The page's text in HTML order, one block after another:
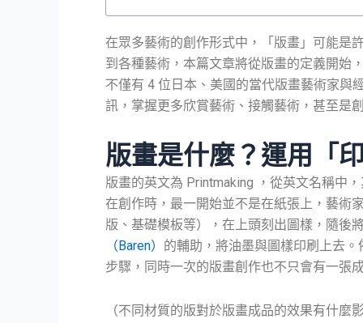
在眾多藝術的創作形式中，「版畫」可能是
到各種藝術，本篇文章將從版畫的定義開始
不僅有 4 位日本、美國的當代版畫藝術家與
訊，掌握更多欣賞藝術、接觸藝術，甚至是
版畫是什麼？運用「
版畫的英文為 Printmaking ，從英文名稱中
在創作時，最一開始並不是在紙張上，藝術
版、基礎模板等），在上頭刻出圖樣，隨後
（Baren） 的輔助，將油墨與圖樣印刷上去
步驟，同時一次的版畫創作也不只會有一張
（不同材質的版對於版畫成品的效果有什麼